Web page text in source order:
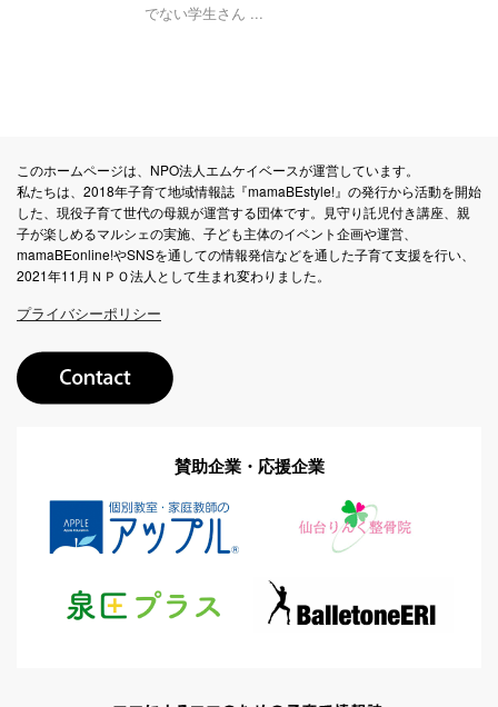
でない学生さん ...
このホームページは、NPO法人エムケイベースが運営しています。
私たちは、2018年子育て地域情報誌『mamaBEstyle!』の発行から活動を開始
した、現役子育て世代の母親が運営する団体です。見守り託児付き講座、親
子が楽しめるマルシェの実施、子ども主体のイベント企画や運営、
mamaBEonline!やSNSを通しての情報発信などを通した子育て支援を行い、
2021年11月ＮＰＯ法人として生まれ変わりました。
プライバシーポリシー
賛助企業・応援企業